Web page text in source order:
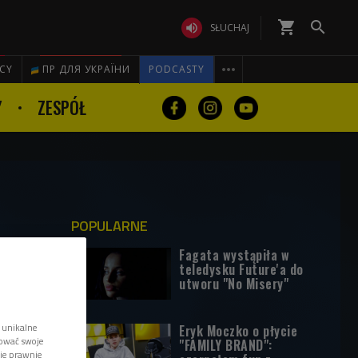
 SŁUCHAJ shopping_cart 
ПР ДЛЯ УКРАЇНИ PODCASTY 
ZESPÓŁ
POPULARNE
Fagata wystąpiła w
teledysku Future'a do
utworu "No Misery"
Eryk Moczko o płycie
"FAMILY BRAND":
swoje
prawnie